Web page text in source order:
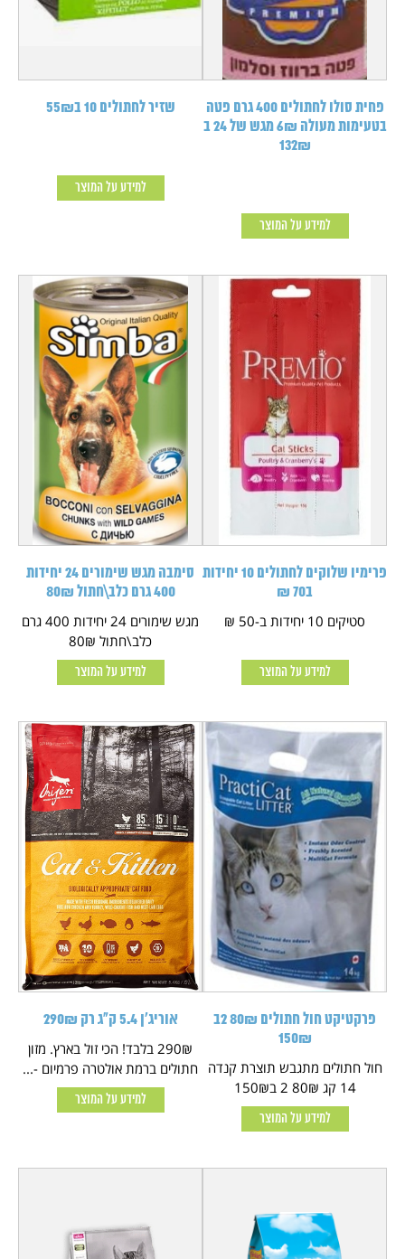
פחית סולו לחתולים 400 גרם פטה
בטעימות מעולה 6₪ מגש של 24 ב
132₪
למידע על המוצר
שזיר לחתולים 10 ב55₪
למידע על המוצר
פרימיו שלוקים לחתולים 10 יחידות
ב70 ₪
סטיקים 10 יחידות ב-50 ₪
למידע על המוצר
סימבה מגש שימורים 24 יחידות
400 גרם כלב\חתול 80₪
מגש שימורים 24 יחידות 400 גרם
כלב\חתול 80₪
למידע על המוצר
פרקטיקט חול חתולים 80₪ 2ב
150₪
חול חתולים מתגבש תוצרת קנדה
14 קג 80₪ 2 ב150₪
למידע על המוצר
אוריג'ן 5.4 ק"ג רק 290₪
290₪ בלבד! הכי זול בארץ. מזון
חתולים ברמת אולטרה פרמיום -...
למידע על המוצר